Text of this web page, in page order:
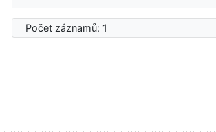
Počet záznamů: 1